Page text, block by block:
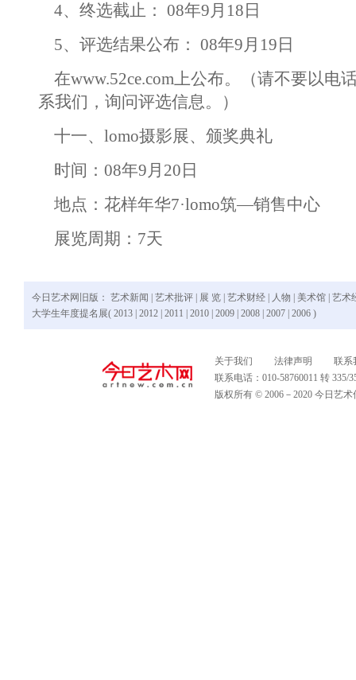
4、终选截止： 08年9月18日
5、评选结果公布： 08年9月19日
在www.52ce.com上公布。（请不要以电
系我们，询问评选信息。）
十一、lomo摄影展、颁奖典礼
时间：08年9月20日
地点：花样年华7·lomo筑—销售中心
展览周期：7天
今日艺术网旧版： 艺术新闻 艺术批评 展 览 艺术财经 人物 美术馆 艺术
大学生年度提名展( 2013 2012 2011 2010 2009 2008 2007 2006 )
关于我们 法律声明
联系
联系电话：010-58760011 转
版权所有 © 2006－2020 今日艺